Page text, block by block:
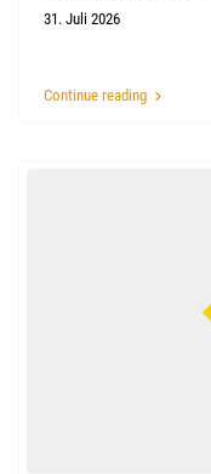
31. Juli 2026
Continue reading